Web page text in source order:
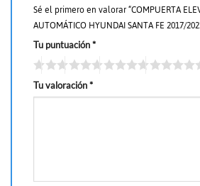
Sé el primero en valorar “COMPUERTA
AUTOMÁTICO HYUNDAI SANTA FE 2017/
Tu puntuación *
Tu valoración *